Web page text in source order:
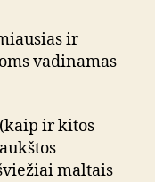
ir
vadinamas
ir kitos
maltais